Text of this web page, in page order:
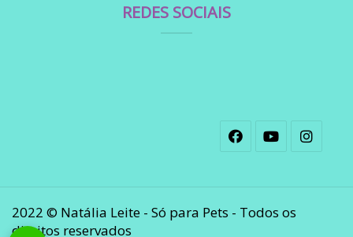
REDES SOCIAIS
2022 © Natália Leite - Só para Pets - Todos os
direitos reservados